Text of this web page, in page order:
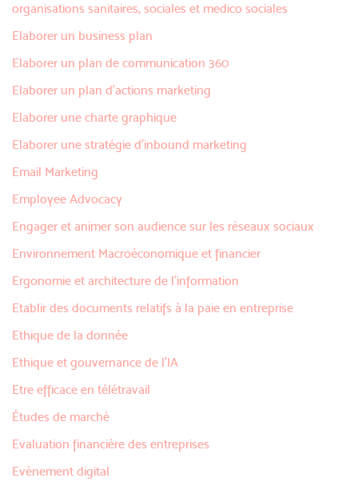
organisations sanitaires, sociales et medico sociales
Elaborer un business plan
Elaborer un plan de communication 360
Elaborer un plan d’actions marketing
Elaborer une charte graphique
Elaborer une stratégie d'inbound marketing
Email Marketing
Employee Advocacy
Engager et animer son audience sur les réseaux sociaux
Environnement Macroéconomique et financier
Ergonomie et architecture de l'information
Etablir des documents relatifs à la paie en entreprise
Ethique de la donnée
Ethique et gouvernance de l'IA
Etre efficace en télétravail
Études de marché
Evaluation financière des entreprises
Evènement digital